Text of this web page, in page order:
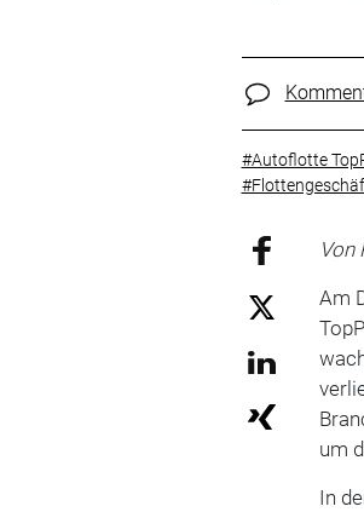
#Autoflotte
Von
Am
um
In